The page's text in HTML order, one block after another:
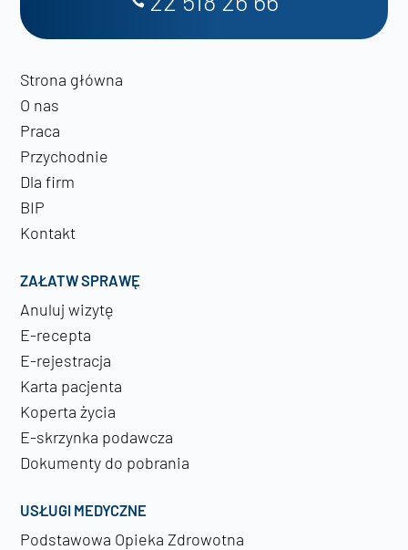
Strona główna
O nas
Praca
Przychodnie
Dla firm
BIP
Kontakt
ZAŁATW SPRAWĘ
Anuluj wizytę
E-recepta
E-rejestracja
Karta pacjenta
Koperta życia
E-skrzynka podawcza
Dokumenty do pobrania
USŁUGI MEDYCZNE
Podstawowa Opieka Zdrowotna